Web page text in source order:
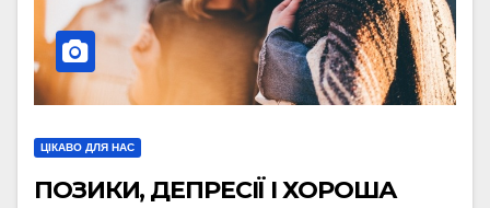
ЦІКАВО ДЛЯ НАС
ПОЗИКИ, ДЕПРЕСІЇ І ХОРОША